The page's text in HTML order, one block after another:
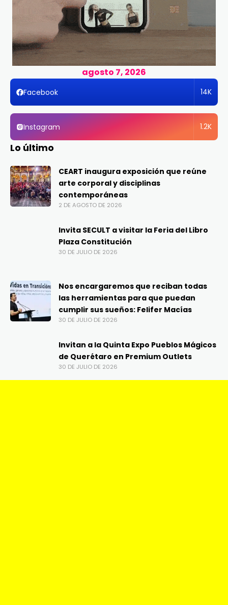
agosto 7, 2026
Facebook 14K
Instagram 1.2K
Lo último
CEART inaugura exposición que reúne
arte corporal y disciplinas
contemporáneas
2 DE AGOSTO DE 2026
Invita SECULT a visitar la Feria del Libro
Plaza Constitución
30 DE JULIO DE 2026
Nos encargaremos que reciban todas
las herramientas para que puedan
cumplir sus sueños: Felifer Macías
30 DE JULIO DE 2026
Invitan a la Quinta Expo Pueblos Mágicos
de Querétaro en Premium Outlets
30 DE JULIO DE 2026